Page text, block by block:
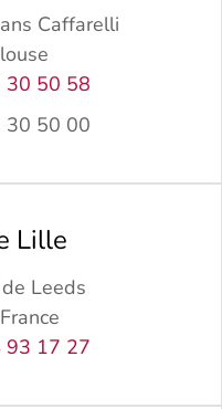
Caffarelli
30 50 58
30 50 00
Lille
Leeds
93 17 27